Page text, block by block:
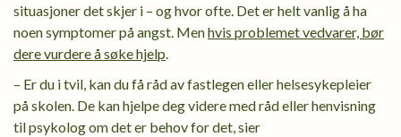
situasjoner det skjer i – og hvor ofte. Det er helt vanlig å ha
noen symptomer på angst. Menhvis problemet vedvarer, bør
dere vurdere å søke hjelp
– Er du i tvil, kan du få råd av fastlegen eller helsesykepleier
på skolen. De kan hjelpe deg videre med råd eller henvisning
til psykolog om det er behov for det, sier